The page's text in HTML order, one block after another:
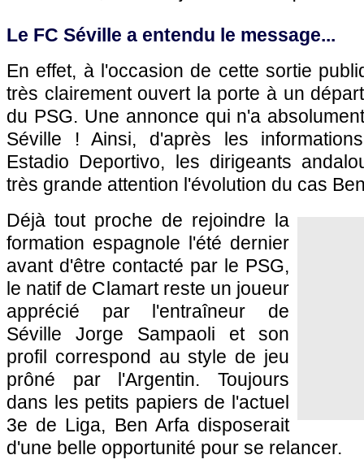
Le FC Séville a entendu le message...
En effet, à l'occasion de cette sortie
très clairement ouvert la porte à un
du PSG. Une annonce qui n'a
Séville ! Ainsi, d'après les
Estadio Deportivo, les dirigeants
très grande attention l'évolution du cas
Déjà tout proche de rejoindre la
formation espagnole l'été dernier
avant d'être contacté par le PSG,
le natif de Clamart reste un joueur
apprécié par l'entraîneur de
Séville Jorge Sampaoli et son
profil correspond au style de jeu
prôné par l'Argentin. Toujours
dans les petits papiers de l'actuel
3e de Liga, Ben Arfa disposerait
d'une belle opportunité pour se relancer.